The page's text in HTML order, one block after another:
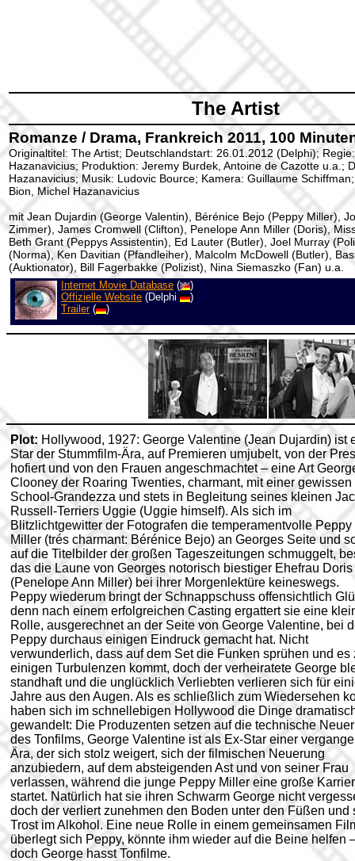
The Artist
Romanze / Drama, Frankreich 2011, 100
Originaltitel: The Artist; Deutschlandstart: 26.01.2012 (Delphi);
Hazanavicius; Produktion: Jeremy Burdek, Antoine de Cazotte u.a.;
Hazanavicius; Musik: Ludovic Bource; Kamera: Guillaume
Bion, Michel Hazanavicius
mit Jean Dujardin (George Valentin), Bérénice Bejo (Peppy Miller),
Zimmer), James Cromwell (Clifton), Penelope Ann Miller (Doris),
Beth Grant (Peppys Assistentin), Ed Lauter (Butler), Joel Murray
(Norma), Ken Davitian (Pfandleiher), Malcolm McDowell (Butler),
(Auktionator), Bill Fagerbakke (Polizist), Nina Siemaszko (Fan) u.a.
Internet Movie Database (
)
Offizielle Website (Delphi
)
Trailer( )
Plot: Hollywood, 1927: George Valentine (Jean Dujardin) ist
Star der Stummfilm-Ära, auf Premieren umjubelt, von der
hofiert und von den Frauen angeschmachtet – eine Art
Clooney der Roaring Twenties, charmant, mit einer gewissen
School-Grandezza und stets in Begleitung seines kleinen
Russell-Terriers Uggie (Uggie himself). Als sich im
Blitzlichtgewitter der Fotografen die temperamentvolle Peppy
Miller (trés charmant: Bérénice Bejo) an Georges Seite und
auf die Titelbilder der großen Tageszeitungen schmuggelt,
das die Laune von Georges notorisch biestiger Ehefrau Doris
(Penelope Ann Miller) bei ihrer Morgenlektüre keineswegs.
Peppy wiederum bringt der Schnappschuss offensichtlich
denn nach einem erfolgreichen Casting ergattert sie eine
Rolle, ausgerechnet an der Seite von George Valentine, bei
Peppy durchaus einigen Eindruck gemacht hat. Nicht
verwunderlich, dass auf dem Set die Funken sprühen und es
einigen Turbulenzen kommt, doch der verheiratete George
standhaft und die unglücklich Verliebten verlieren sich für
Jahre aus den Augen. Als es schließlich zum Wiedersehen
haben sich im schnellebigen Hollywood die Dinge
gewandelt: Die Produzenten setzen auf die technische
des Tonfilms, George Valentine ist als Ex-Star einer
Ära, der sich stolz weigert, sich der filmischen Neuerung
anzubiedern, auf dem absteigenden Ast und von seiner Frau
verlassen, während die junge Peppy Miller eine große
startet. Natürlich hat sie ihren Schwarm George nicht
doch der verliert zunehmen den Boden unter den Füßen und
Trost im Alkohol. Eine neue Rolle in einem gemeinsamen
überlegt sich Peppy, könnte ihm wieder auf die Beine helfen
doch George hasst Tonfilme.